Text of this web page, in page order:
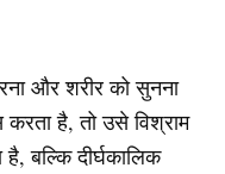
और शरीर को सुनना
है, तो उसे विश्राम
बल्कि दीर्घकालिक